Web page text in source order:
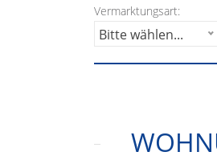
Vermarktungsart:
Bitte wählen...